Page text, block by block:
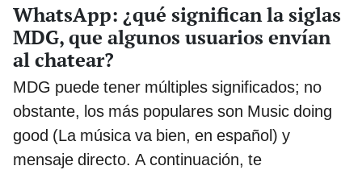
WhatsApp: ¿qué significan la siglas
MDG, que algunos usuarios envían
al chatear?
MDG puede tener múltiples significados; no
obstante, los más populares son Music doing
good (La música va bien, en español) y
mensaje directo. A continuación, te